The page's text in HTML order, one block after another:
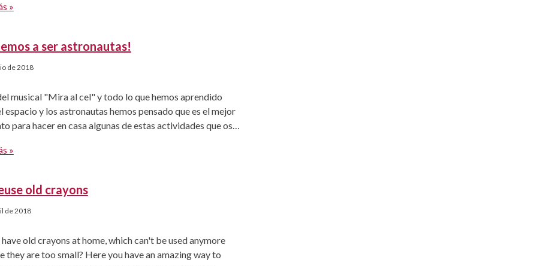
hace referencia a 4 grandes disciplinas
Tecnología, Ingeniería y Matemáticas en la educación.
[…]
»
a ser astronautas!
de 2018
musical "Mira al cel" y todo lo que hemos aprendido
espacio y los astronautas hemos pensado que es el mejor
para hacer en casa algunas de estas actividades que os
o cohetes con pajitas Esta actividad es muy […]
»
old crayons
de 2018
old crayons at home, which can't be used anymore
they are too small? Here you have an amazing way to